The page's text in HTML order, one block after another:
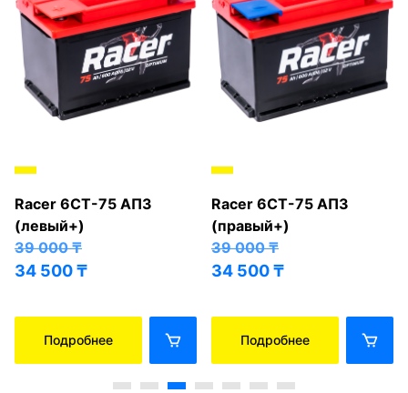
Racer 6СТ-75 АПЗ
(левый+)
39 000₸
34 500₸
Подробнее
Racer 6СТ-75 АПЗ
(правый+)
39 000₸
34 500₸
Подробнее